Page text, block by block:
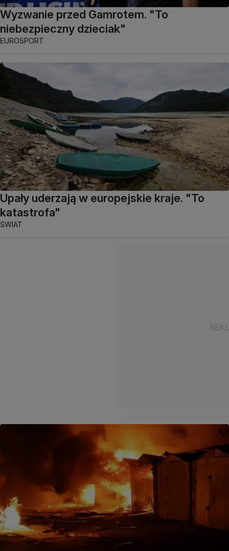
Wyzwanie przed Gamrotem. "To
niebezpieczny dzieciak"
EUROSPORT
Upały uderzają w europejskie kraje. "To
katastrofa"
ŚWIAT